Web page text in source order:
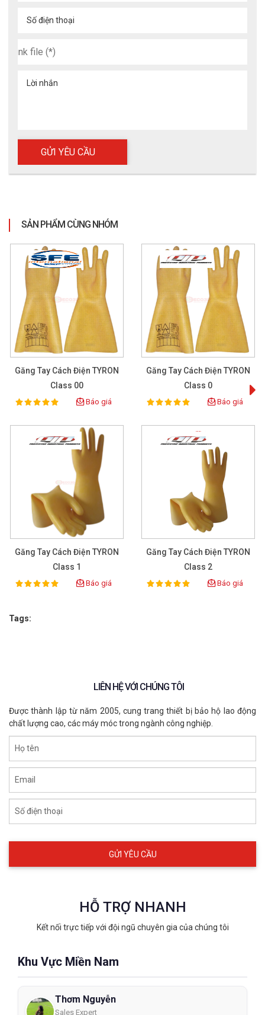
Số điện thoại
Lời nhắn
SẢN PHẨM CÙNG NHÓM
Găng Tay Cách Điện TYRON
Class 00
Rating:
100% Báo giá
Găng Tay Cách Điện TYRON
Class 0
Rating:
100% Báo giá
Găng Tay Cách Điện TYRON
Class 1
Rating:
100% Báo giá
Găng Tay Cách Điện TYRON
Class 2
Rating:
100% Báo giá
Tags:
LIÊN HỆ VỚI CHÚNG TÔI
Được thành lập từ năm 2005, cung trang thiết bị bảo hộ lao động
chất lượng cao, các máy móc trong ngành công nghiệp.
Họ tên
Email
Số điện thoại
HỖ TRỢ NHANH
Kết nối trực tiếp với đội ngũ chuyên gia của chúng tôi
Khu Vực Miền Nam
Thơm Nguyễn
Sales Expert